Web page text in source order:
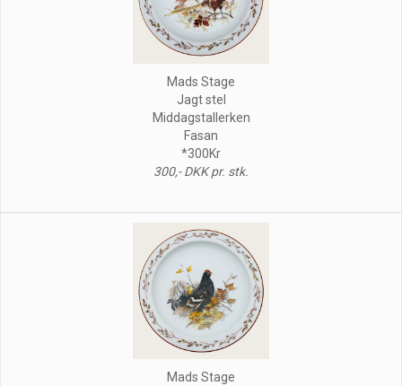
Mads Stage
Jagt stel
Middagstallerken
Fasan
*300Kr
300,- DKK pr. stk.
Mads Stage